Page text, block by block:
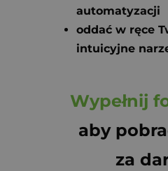
automatyzacji
oddać w ręce
intuicyjne
Wypełnij
aby
za